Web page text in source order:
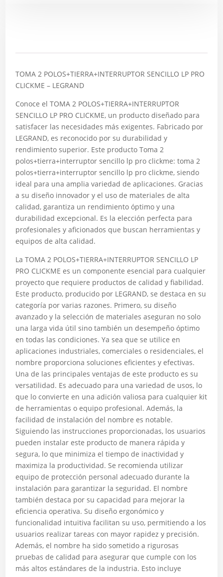
TOMA 2 POLOS+TIERRA+INTERRUPTOR SENCILLO LP PRO
CLICKME – LEGRAND
Conoce el TOMA 2 POLOS+TIERRA+INTERRUPTOR
SENCILLO LP PRO CLICKME, un producto diseñado para
satisfacer las necesidades más exigentes. Fabricado por
LEGRAND, es reconocido por su durabilidad y
rendimiento superior. Este producto Toma 2
polos+tierra+interruptor sencillo lp pro clickme: toma 2
polos+tierra+interruptor sencillo lp pro clickme, siendo
ideal para una amplia variedad de aplicaciones. Gracias
a su diseño innovador y el uso de materiales de alta
calidad, garantiza un rendimiento óptimo y una
durabilidad excepcional. Es la elección perfecta para
profesionales y aficionados que buscan herramientas y
equipos de alta calidad.
La TOMA 2 POLOS+TIERRA+INTERRUPTOR SENCILLO LP
PRO CLICKME es un componente esencial para cualquier
proyecto que requiere productos de calidad y fiabilidad.
Este producto, producido por LEGRAND, se destaca en su
categoría por varias razones. Primero, su diseño
avanzado y la selección de materiales aseguran no solo
una larga vida útil sino también un desempeño óptimo
en todas las condiciones. Ya sea que se utilice en
aplicaciones industriales, comerciales o residenciales, el
nombre proporciona soluciones eficientes y efectivas.
Una de las principales ventajas de este producto es su
versatilidad. Es adecuado para una variedad de usos, lo
que lo convierte en una adición valiosa para cualquier kit
de herramientas o equipo profesional. Además, la
facilidad de instalación del nombre es notable.
Siguiendo las instrucciones proporcionadas, los usuarios
pueden instalar este producto de manera rápida y
segura, lo que minimiza el tiempo de inactividad y
maximiza la productividad. Se recomienda utilizar
equipo de protección personal adecuado durante la
instalación para garantizar la seguridad. El nombre
también destaca por su capacidad para mejorar la
eficiencia operativa. Su diseño ergonómico y
funcionalidad intuitiva facilitan su uso, permitiendo a los
usuarios realizar tareas con mayor rapidez y precisión.
Además, el nombre ha sido sometido a rigurosas
pruebas de calidad para asegurar que cumple con los
más altos estándares de la industria. Esto incluye